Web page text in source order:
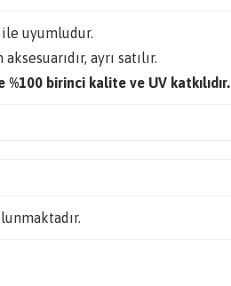
ile uyumludur.
ayrı satılır.
%100 birinci kalite ve UV katkılıdır.